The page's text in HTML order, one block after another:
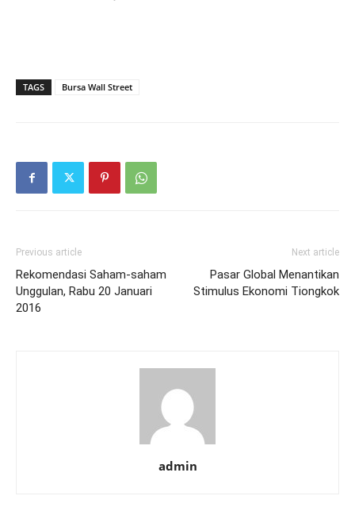
TAGS Bursa Wall Street
Previous article
Rekomendasi Saham-saham
Unggulan, Rabu 20 Januari
2016
Next article
Pasar Global Menantikan
Stimulus Ekonomi Tiongkok
admin